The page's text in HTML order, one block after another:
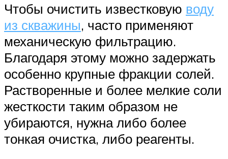
Чтобы очистить известковую воду
из скважины, часто применяют
механическую фильтрацию.
Благодаря этому можно задержать
особенно крупные фракции солей.
Растворенные и более мелкие соли
жесткости таким образом не
убираются, нужна либо более
тонкая очистка, либо реагенты.